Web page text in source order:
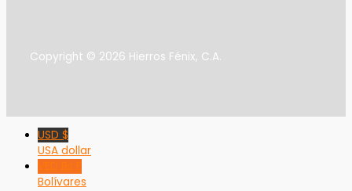
Copyright © 2026 Hierros Fénix, C.A.
USD $
USA dollar
VED Bs F
Bolívares